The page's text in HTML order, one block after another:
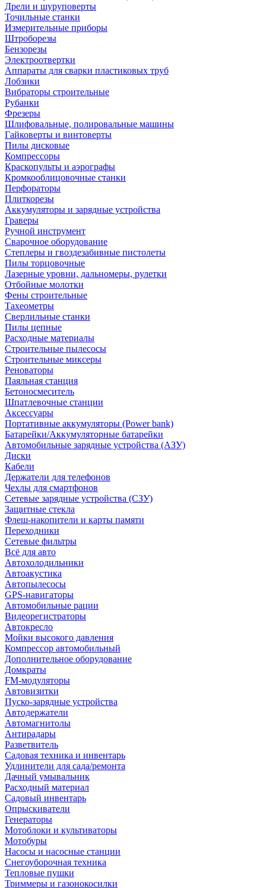
Дрели и шуруповерты
Точильные станки
Измерительные приборы
Штроборезы
Бензорезы
Электроотвертки
Аппараты для сварки пластиковых труб
Лобзики
Вибраторы строительные
Рубанки
Фрезеры
Шлифовальные, полировальные машины
Гайковерты и винтоверты
Пилы дисковые
Компрессоры
Краскопульты и аэрографы
Кромкооблицовочные станки
Перфораторы
Плиткорезы
Аккумуляторы и зарядные устройства
Граверы
Ручной инструмент
Сварочное оборудование
Степлеры и гвоздезабивные пистолеты
Пилы торцовочные
Лазерные уровни, дальномеры, рулетки
Отбойные молотки
Фены строительные
Тахеометры
Сверлильные станки
Пилы цепные
Расходные материалы
Строительные пылесосы
Строительные миксеры
Реноваторы
Паяльная станция
Бетоносмеситель
Шпатлевочные станции
Аксессуары
Портативные аккумуляторы (Power bank)
Батарейки/Аккумуляторные батарейки
Автомобильные зарядные устройства (АЗУ)
Диски
Кабели
Держатели для телефонов
Чехлы для смартфонов
Сетевые зарядные устройства (СЗУ)
Защитные стекла
Флеш-накопители и карты памяти
Переходники
Сетевые фильтры
Всё для авто
Автохолодильники
Автоакустика
Автопылесосы
GPS-навигаторы
Автомобильные рации
Видеорегистраторы
Автокресло
Мойки высокого давления
Компрессор автомобильный
Дополнительное оборудование
Домкраты
FM-модуляторы
Автовизитки
Пуско-зарядные устройства
Автодержатели
Автомагнитолы
Антирадары
Разветвитель
Садовая техника и инвентарь
Удлинители для сада/ремонта
Дачный умывальник
Расходный материал
Садовый инвентарь
Опрыскиватели
Генераторы
Мотоблоки и культиваторы
Мотобуры
Насосы и насосные станции
Снегоуборочная техника
Тепловые пушки
Триммеры и газонокосилки